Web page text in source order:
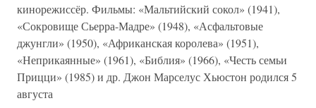
кинорежиссёр. Фильмы: «Мальтийский сокол» (1941),
«Сокровище Сьерра-Мадре» (1948), «Асфальтовые
джунгли» (1950), «Африканская королева» (1951),
«Неприкаянные» (1961), «Библия» (1966), «Честь семьи
Прицци» (1985) и др. Джон Марселус Хьюстон родился 5
августа